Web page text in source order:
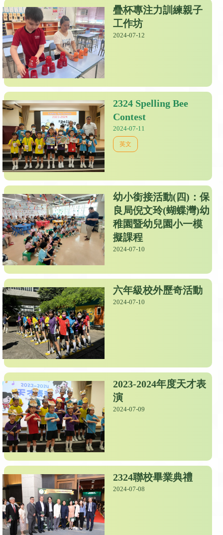
疊杯專注力訓練親子
工作坊
2024-07-12
2324 Spelling Bee
Contest
2024-07-11
英文
幼小銜接活動(四)：保
良局倪文玲(蝴蝶灣)幼
稚園暨幼兒園小一模
擬課程
2024-07-10
六年級校外歷奇活動
2024-07-10
2023-2024年度天才表
演
2024-07-09
2324聯校畢業典禮
2024-07-08